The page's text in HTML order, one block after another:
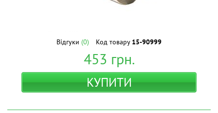
Відгуки (0) Код товару 15-90999
453 грн.
КУПИТИ